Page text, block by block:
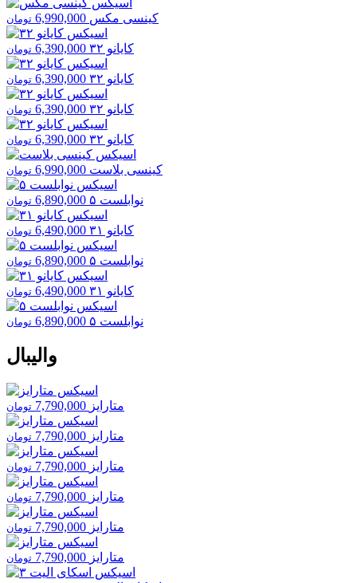
کینسی مکس 6,990,000 تومان
کایانو ۳۲ 6,390,000 تومان
کایانو ۳۲ 6,390,000 تومان
کایانو ۳۲ 6,390,000 تومان
کایانو ۳۲ 6,390,000 تومان
کینسی بلاست 6,990,000 تومان
نوابلست ۵ 6,890,000 تومان
کایانو ۳۱ 6,490,000 تومان
نوابلست ۵ 6,890,000 تومان
کایانو ۳۱ 6,490,000 تومان
نوابلست ۵ 6,890,000 تومان
والیبال
متارایز 7,790,000 تومان
متارایز 7,790,000 تومان
متارایز 7,790,000 تومان
متارایز 7,790,000 تومان
متارایز 7,790,000 تومان
متارایز 7,790,000 تومان